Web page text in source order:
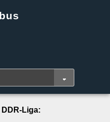
Liga: